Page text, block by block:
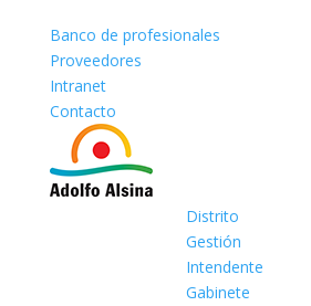
Banco de profesionales
Proveedores
Intranet
Contacto
Distrito
Gestión
Intendente
Gabinete